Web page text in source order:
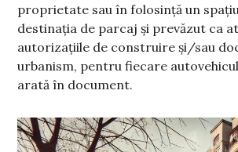
proprietate sau în folosință un
destinația de parcaj şi prevăzut ca
autorizațiile de construire şi/sau
urbanism, pentru fiecare
arată în document.